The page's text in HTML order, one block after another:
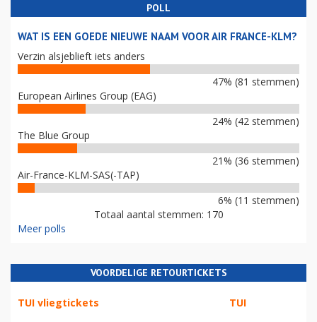
POLL
WAT IS EEN GOEDE NIEUWE NAAM VOOR AIR FRANCE-KLM?
Verzin alsjeblieft iets anders
47% (81 stemmen)
European Airlines Group (EAG)
24% (42 stemmen)
The Blue Group
21% (36 stemmen)
Air-France-KLM-SAS(-TAP)
6% (11 stemmen)
Totaal aantal stemmen: 170
Meer polls
VOORDELIGE RETOURTICKETS
TUI vliegtickets TUI